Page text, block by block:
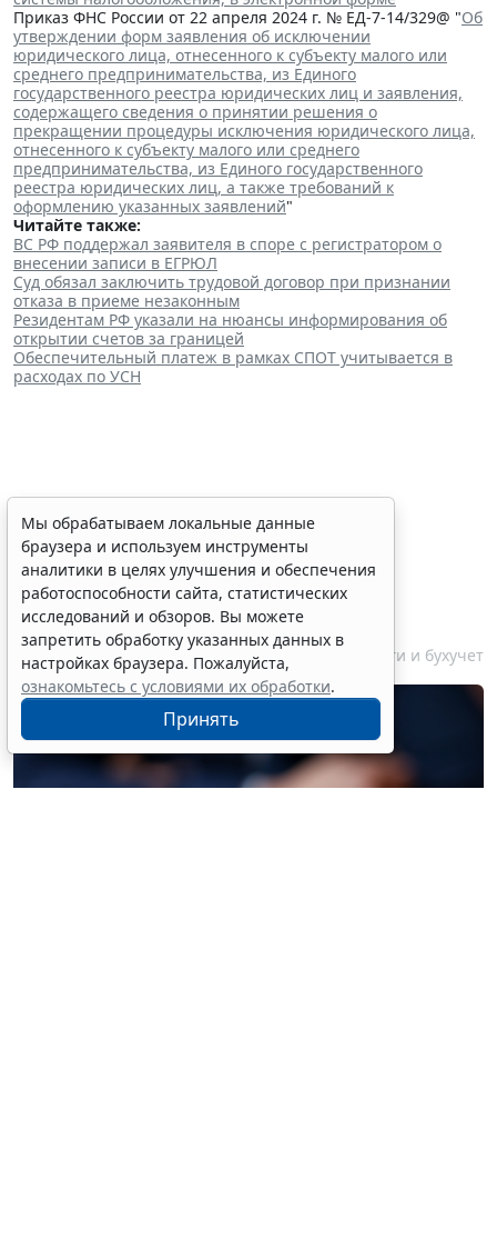
Приказ ФНС России от 22 апреля 2024 г. № ЕД-7-14/329@ "Об
утверждении форм заявления об исключении
юридического лица, отнесенного к субъекту малого или
среднего предпринимательства, из Единого
государственного реестра юридических лиц и заявления,
содержащего сведения о принятии решения о
прекращении процедуры исключения юридического лица,
отнесенного к субъекту малого или среднего
предпринимательства, из Единого государственного
реестра юридических лиц, а также требований к
оформлению указанных заявлений"
Читайте также:
ВС РФ поддержал заявителя в споре с регистратором о
внесении записи в ЕГРЮЛ
Суд обязал заключить трудовой договор при признании
отказа в приеме незаконным
Резидентам РФ указали на нюансы информирования об
открытии счетов за границей
Обеспечительный платеж в рамках СПОТ учитывается в
расходах по УСН
Финансовый порог для
обязательного аудита
некоммерческих фондов
увеличили
7 августа 2026 17:36 Налоги и бухучет
Мы обрабатываем локальные данные
браузера и используем инструменты
аналитики в целях улучшения и обеспечения
работоспособности сайта, статистических
исследований и обзоров. Вы можете
запретить обработку указанных данных в
настройках браузера. Пожалуйста,
ознакомьтесь с условиями их обработки.
Принять